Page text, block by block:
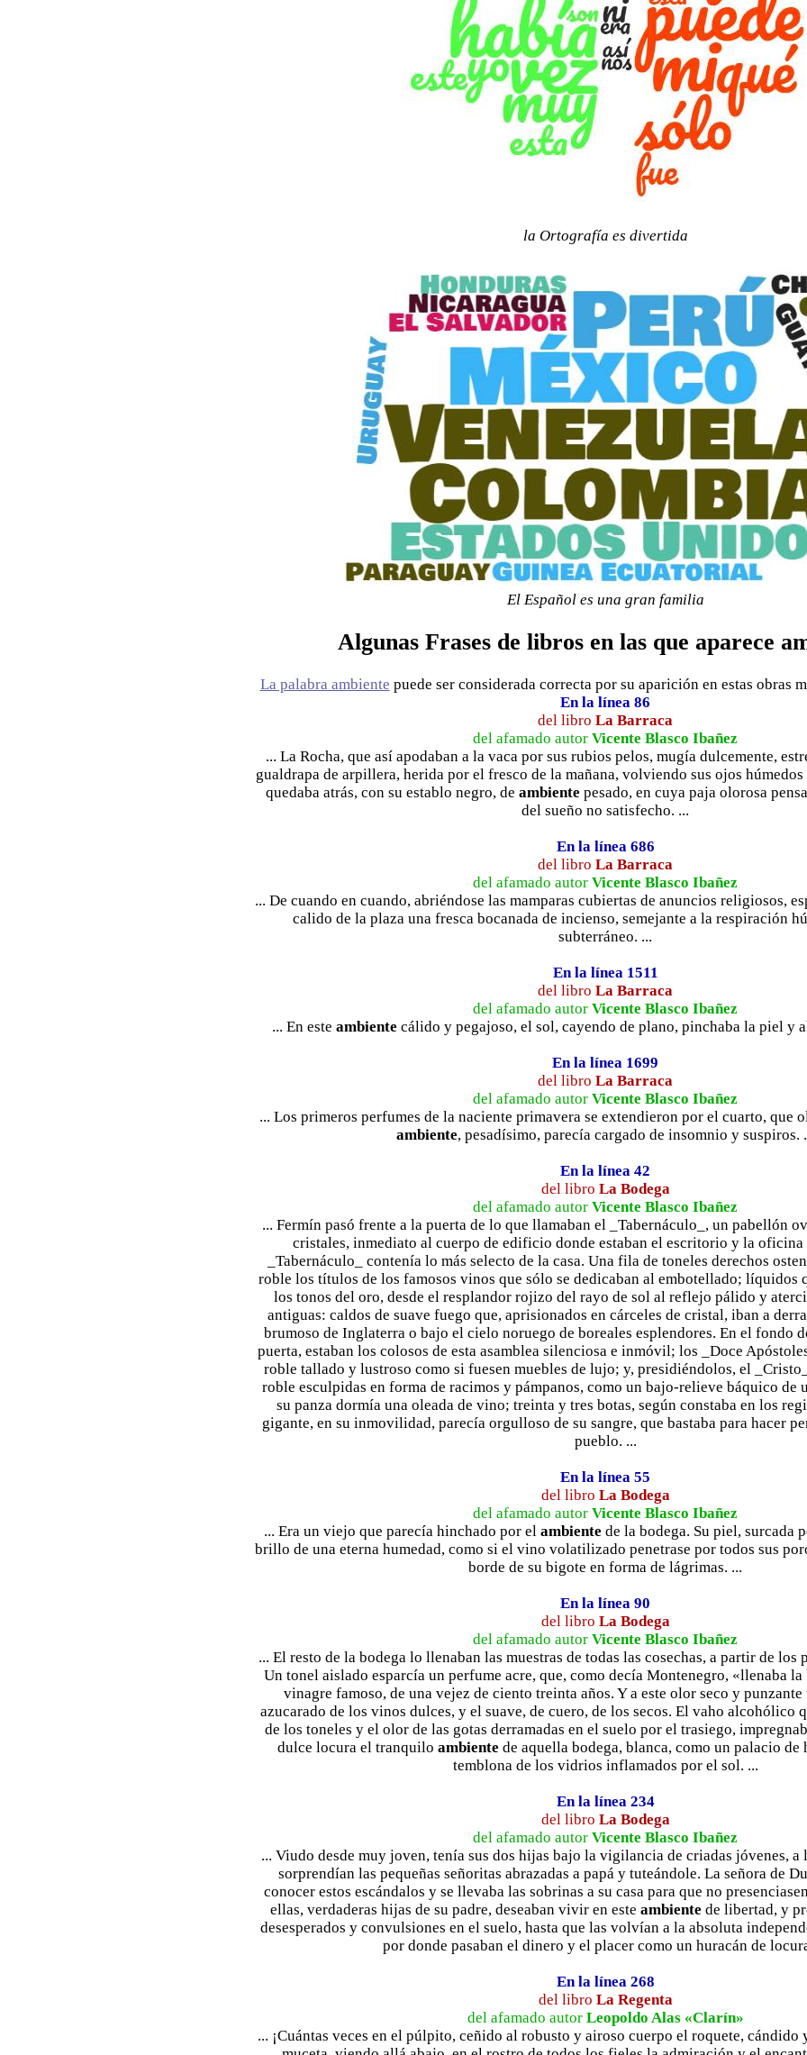
la Ortografía es divertida
El Español es una gran familia
Algunas Frases de libros en las que aparece
La palabra ambiente puede ser considerada correcta por su aparición en estas obras
En la línea 86
del libro La Barraca
del afamado autor Vicente Blasco Ibañez
... La Rocha, que así apodaban a la vaca por sus rubios pelos, mugía dulcemente,
gualdrapa de arpillera, herida por el fresco de la mañana, volviendo sus ojos húmedos
quedaba atrás, con su establo negro, de ambiente pesado, en cuya paja olorosa
del sueño no satisfecho. ...
En la línea 686
del libro La Barraca
del afamado autor Vicente Blasco Ibañez
... De cuando en cuando, abriéndose las mamparas cubiertas de anuncios religiosos,
calido de la plaza una fresca bocanada de incienso, semejante a la respiración
subterráneo. ...
En la línea 1511
del libro La Barraca
del afamado autor Vicente Blasco Ibañez
... En este ambiente cálido y pegajoso, el sol, cayendo de plano, pinchaba la piel y
En la línea 1699
del libro La Barraca
del afamado autor Vicente Blasco Ibañez
... Los primeros perfumes de la naciente primavera se extendieron por el cuarto, que
ambiente, pesadísimo, parecía cargado de insomnio y suspiros.
En la línea 42
del libro La Bodega
del afamado autor Vicente Blasco Ibañez
... Fermín pasó frente a la puerta de lo que llamaban el _Tabernáculo_, un pabellón
cristales, inmediato al cuerpo de edificio donde estaban el escritorio y la
_Tabernáculo_ contenía lo más selecto de la casa. Una fila de toneles derechos
roble los títulos de los famosos vinos que sólo se dedicaban al embotellado; líquidos
los tonos del oro, desde el resplandor rojizo del rayo de sol al reflejo pálido y
antiguas: caldos de suave fuego que, aprisionados en cárceles de cristal, iban a
brumoso de Inglaterra o bajo el cielo noruego de boreales esplendores. En el fondo
puerta, estaban los colosos de esta asamblea silenciosa e inmóvil; los _Doce
roble tallado y lustroso como si fuesen muebles de lujo; y, presidiéndolos, el
roble esculpidas en forma de racimos y pámpanos, como un bajo-relieve báquico de
su panza dormía una oleada de vino; treinta y tres botas, según constaba en los
gigante, en su inmovilidad, parecía orgulloso de su sangre, que bastaba para hacer
pueblo. ...
En la línea 55
del libro La Bodega
del afamado autor Vicente Blasco Ibañez
... Era un viejo que parecía hinchado por el ambiente de la bodega. Su piel, surcada
brillo de una eterna humedad, como si el vino volatilizado penetrase por todos sus
borde de su bigote en forma de lágrimas. ...
En la línea 90
del libro La Bodega
del afamado autor Vicente Blasco Ibañez
... El resto de la bodega lo llenaban las muestras de todas las cosechas, a partir de los
Un tonel aislado esparcía un perfume acre, que, como decía Montenegro, «llenaba la
vinagre famoso, de una vejez de ciento treinta años. Y a este olor seco y
azucarado de los vinos dulces, y el suave, de cuero, de los secos. El vaho alcohólico
de los toneles y el olor de las gotas derramadas en el suelo por el trasiego,
dulce locura el tranquilo ambiente de aquella bodega, blanca, como un palacio
temblona de los vidrios inflamados por el sol. ...
En la línea 234
del libro La Bodega
del afamado autor Vicente Blasco Ibañez
... Viudo desde muy joven, tenía sus dos hijas bajo la vigilancia de criadas jóvenes, a
sorprendían las pequeñas señoritas abrazadas a papá y tuteándole. La señora de
conocer estos escándalos y se llevaba las sobrinas a su casa para que no
ellas, verdaderas hijas de su padre, deseaban vivir en este ambiente de libertad, y
desesperados y convulsiones en el suelo, hasta que las volvían a la absoluta
por donde pasaban el dinero y el placer como un huracán de
En la línea 268
del libro La Regenta
del afamado autor Leopoldo Alas «Clarín»
... ¡Cuántas veces en el púlpito, ceñido al robusto y airoso cuerpo el roquete,